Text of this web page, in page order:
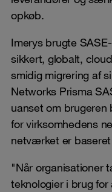
opkøb.
Imerys brugte
sikkert, globalt,
smidig migrering af
Networks Prisma
uanset om brugeren
for virksomhedens
netværket er baseret
"Når organisationer
teknologier i brug